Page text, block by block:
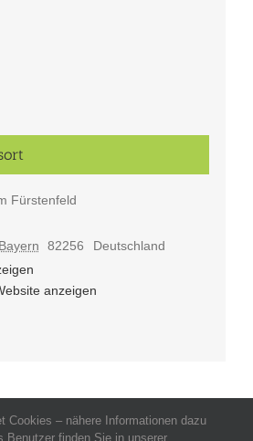
Fürstenfeld
Bayern 82256
Deutschland
anzeigen
-Impressum-Datenschutz-
Cookies – nähere Informationen dazu
Benutzer finden Sie in unserer